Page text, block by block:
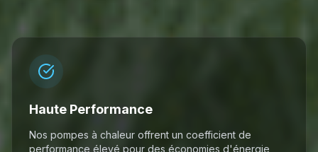
Haute Performance
Nos pompes à chaleur offrent un coefficient de
performance élevé pour des économies d'énergie